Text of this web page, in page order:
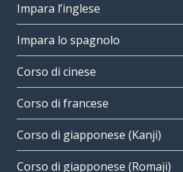
Impara l’inglese
Impara lo spagnolo
Corso di cinese
Corso di francese
Corso di giapponese (Kanji)
Corso di giapponese (Romaji)